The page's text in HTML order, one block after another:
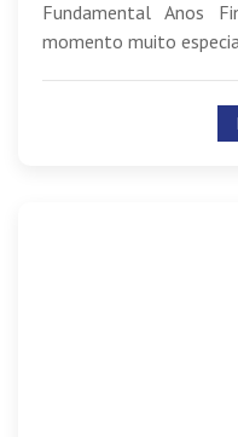
Fundamental Anos
momento muito